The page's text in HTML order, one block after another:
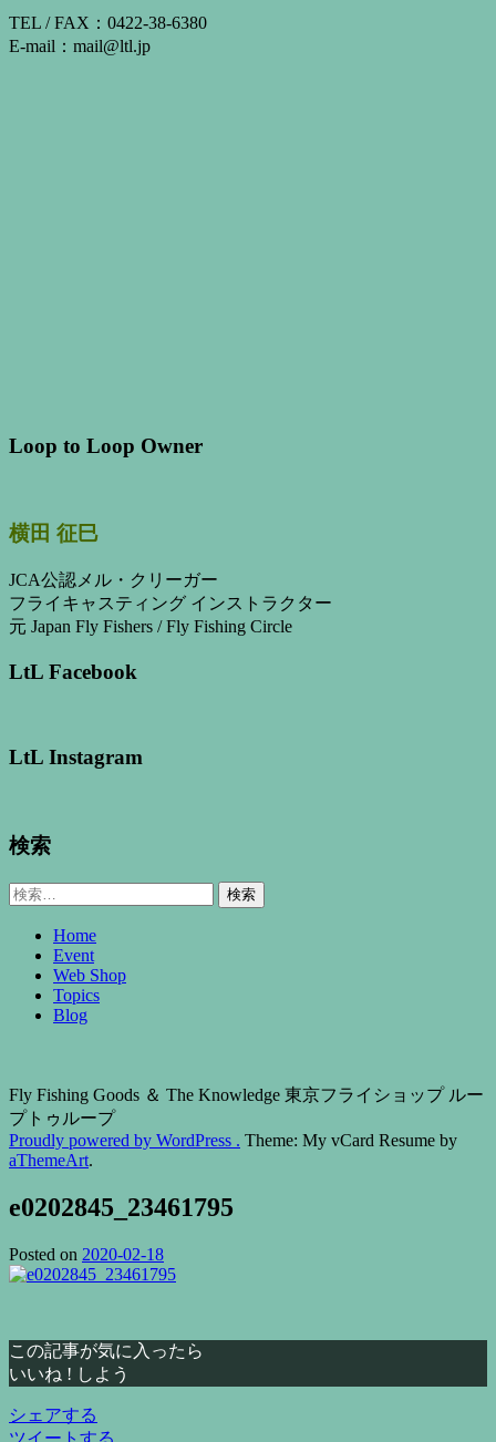
TEL / FAX：0422-38-6380
E-mail：mail@ltl.jp
Loop to Loop Owner
横田 征巳
JCA公認メル・クリーガー
フライキャスティング インストラクター
元 Japan Fly Fishers / Fly Fishing Circle
LtL Facebook
LtL Instagram
検索
検
Home
Event
Web Shop
Topics
Blog
Fly Fishing Goods ＆ The Knowledge 東京フライショップ ルー
プトゥループ
Proudly powered by WordPress . Theme: My vCard Resume by
aThemeArt.
e0202845_23461795
Posted on 2020-02-18
この記事が気に入ったら
いいね ! しよう
シェアする